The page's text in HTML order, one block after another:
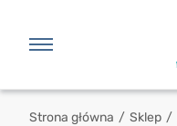
Strona główna / Sklep /